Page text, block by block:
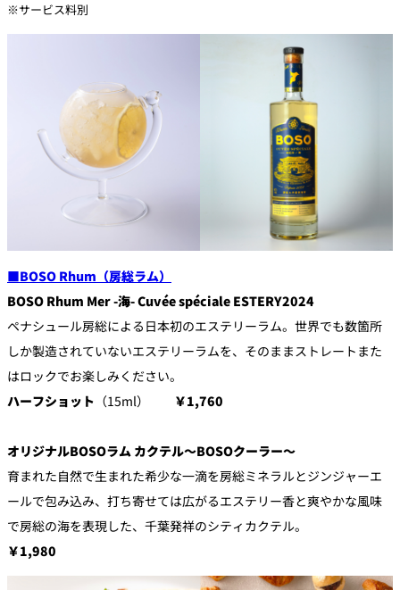
※サービス料別
■BOSO Rhum（房総ラム）
BOSO Rhum Mer -海- Cuvée spéciale ESTERY2024
ペナシュール房総による日本初のエステリーラム。世界でも数箇所
しか製造されていないエステリーラムを、そのままストレートまた
はロックでお楽しみください。
ハーフショット （15ml） ￥1,760
オリジナルBOSOラム カクテル～BOSOクーラー～
育まれた自然で生まれた希少な一滴を房総ミネラルとジンジャーエ
ールで包み込み、打ち寄せては広がるエステリー香と爽やかな風味
で房総の海を表現した、千葉発祥のシティカクテル。
￥1,980